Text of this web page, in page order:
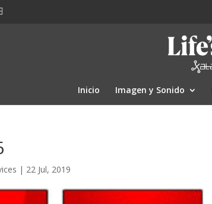
Inicio Imagen y Sonido
| 22 Jul, 2019